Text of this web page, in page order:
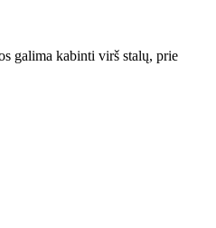
galima kabinti virš stalų, prie